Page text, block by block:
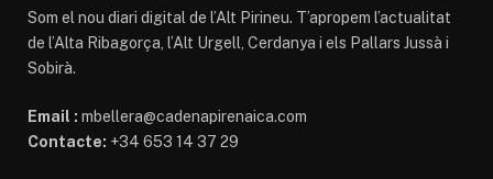
Som el nou diari digital de l’Alt Pirineu. T’apropem l’actualitat
de l’Alta Ribagorça, l’Alt Urgell, Cerdanya i els Pallars Jussà i
Sobirà.
Email : mbellera@cadenapirenaica.com
Contacte: +34 653 14 37 29